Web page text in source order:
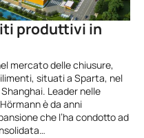
produttivi in
mercato delle chiusure,
situati a Sparta, nel
Leader nelle
è da anni
che l’ha condotto ad